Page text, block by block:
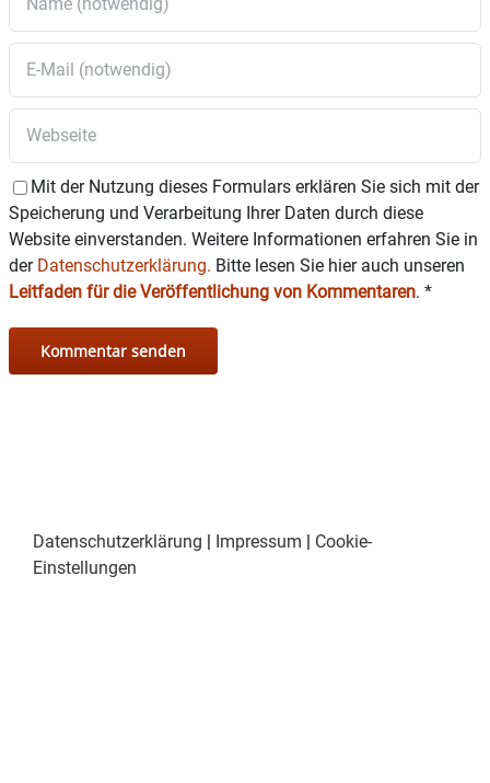
Mit der Nutzung dieses Formulars erklären Sie sich mit der
Speicherung und Verarbeitung Ihrer Daten durch diese
Website einverstanden. Weitere Informationen erfahren Sie in
der Datenschutzerklärung. Bitte lesen Sie hier auch unseren
Leitfaden für die Veröffentlichung von Kommentaren. *
Datenschutzerklärung | Impressum | Cookie-
Einstellungen